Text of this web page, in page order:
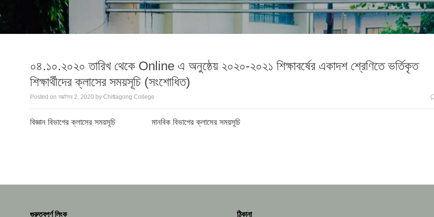
০৪.১০.২০২০ তারিখ থেকে Online এ অনুষ্ঠেয় ২০২০-২০২১ শিক্ষাবর্ষের একাদশ শ্রেণিতে ভর্তিকৃত
শিক্ষার্থীদের ক্লাসের সময়সূচি (সংশোধিত)
Posted on অক্টোবর 2, 2020 by Chittagong College
বিজ্ঞান বিভাগের ক্লাসের সময়সূচি মানবিক বিভাগের ক্লাসের সময়সূচি
গুরুত্বপূর্ণ লিংক ঠিকানা